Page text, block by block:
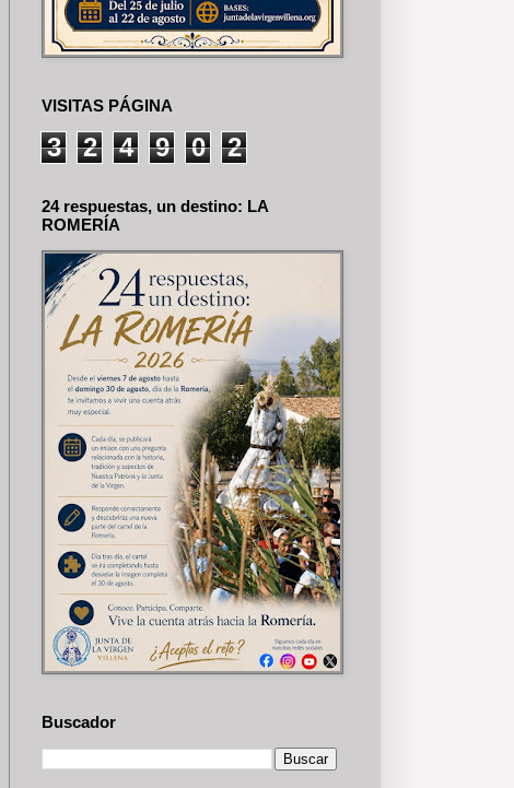
VISITAS PÁGINA
3 2 4 9 0 2
24 respuestas, un destino: LA
ROMERÍA
Buscador